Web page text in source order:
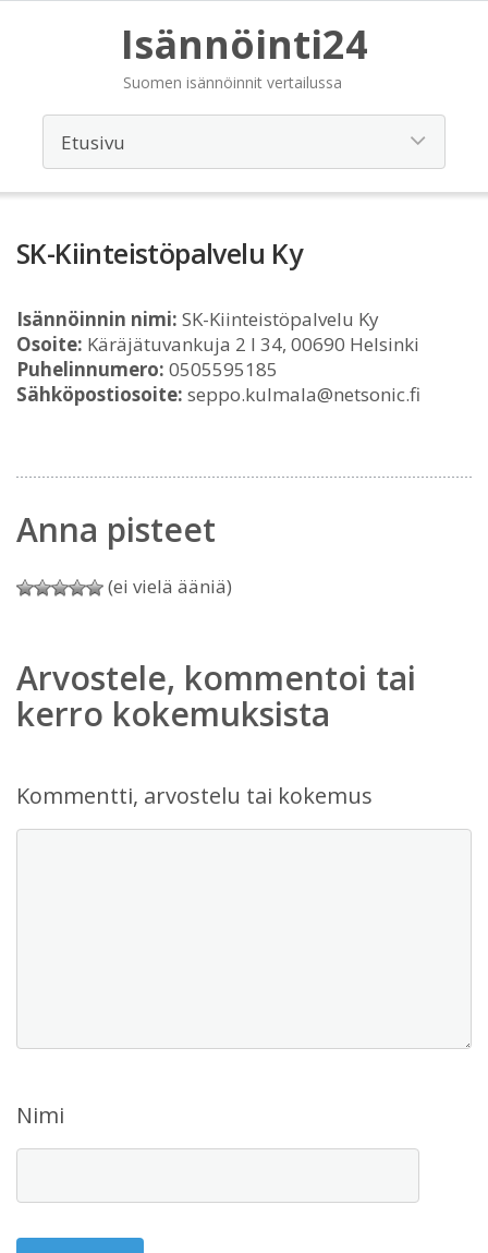
Isännöinti24
Suomen isännöinnit vertailussa
SK-Kiinteistöpalvelu Ky
Isännöinnin nimi: SK-Kiinteistöpalvelu Ky
Osoite: Käräjätuvankuja 2 I 34, 00690 Helsinki
Puhelinnumero: 0505595185
Sähköpostiosoite: seppo.kulmala@netsonic.fi
Anna pisteet
(ei vielä ääniä)
Arvostele, kommentoi tai
kerro kokemuksista
Kommentti, arvostelu tai kokemus
Nimi